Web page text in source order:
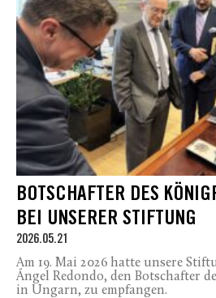
BOTSCHAFTER DES
BEI UNSERER STIFTUNG
2026.05.21
Am 19. Mai 2026 hatte unsere
Ángel Redondo, den Botschafter
in Ungarn, zu empfangen.